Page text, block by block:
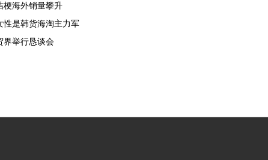
梗海外销量攀升
性是韩货海淘主力军
界举行恳谈会